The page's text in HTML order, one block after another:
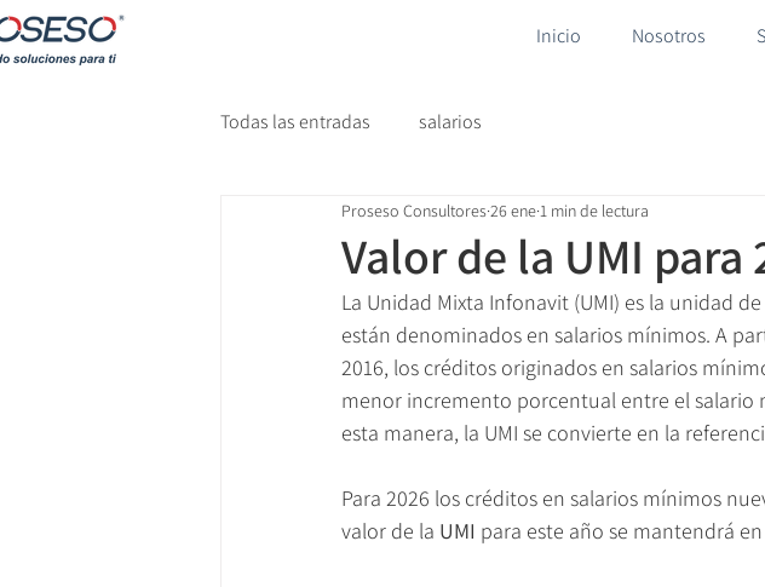
Inicio Nosotros
Todas las entradas salarios
Valor de la UMI para
Proseso Consultores26 ene 1 min de lectura
La Unidad Mixta Infonavit (UMI) es la unidad
están denominados en salarios mínimos. A
2016, los créditos originados en salarios
menor incremento porcentual entre el salario
esta manera, la UMI se convierte en la
Para 2026 los créditos en salarios mínimos
valor de la UMI para este año se mantendrá en